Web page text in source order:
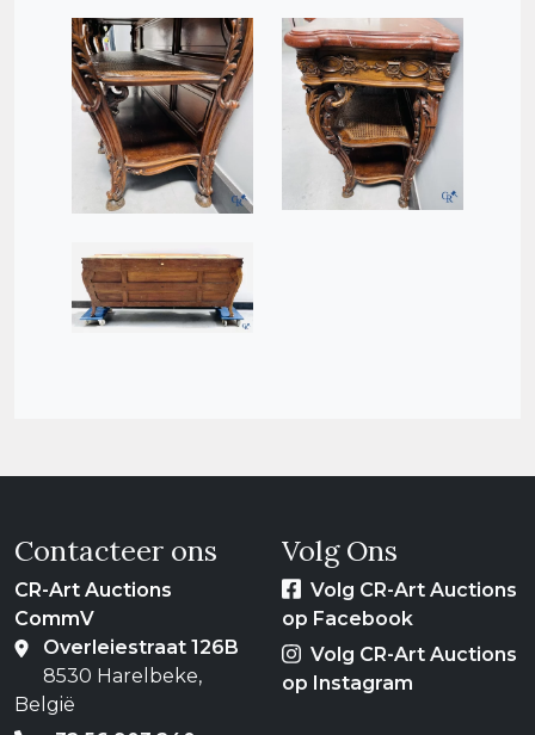
Contacteer ons
CR-Art Auctions
CommV
Overleiestraat 126B
8530 Harelbeke,
België
Volg Ons
Volg CR-Art Auctions
op Facebook
Volg CR-Art Auctions
op Instagram